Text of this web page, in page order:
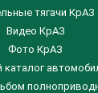
тягачи КрАЗ
Видео КрАЗ
Фото КрАЗ